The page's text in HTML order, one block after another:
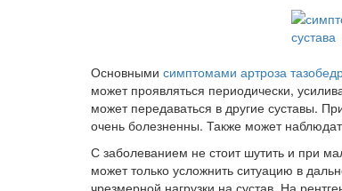
Основными симптомами артроза
может проявляться периодически,
может передаваться в другие суставы.
очень болезненны. Также может
С заболеванием не стоит шутить и при
может только усложнить ситуацию в
чрезмерной нагрузки на сустав. На